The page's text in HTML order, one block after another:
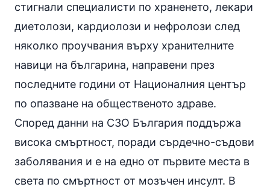
стигнали специалисти по храненето, лекари
диетолози, кардиолози и нефролози след
няколко проучвания върху хранителните
навици на българина, направени през
последните години от Националния център
по опазване на общественото здраве.
Според данни на СЗО България поддържа
висока смъртност, поради сърдечно-съдови
заболявания и е на едно от първите места в
света по смъртност от мозъчен инсулт. В